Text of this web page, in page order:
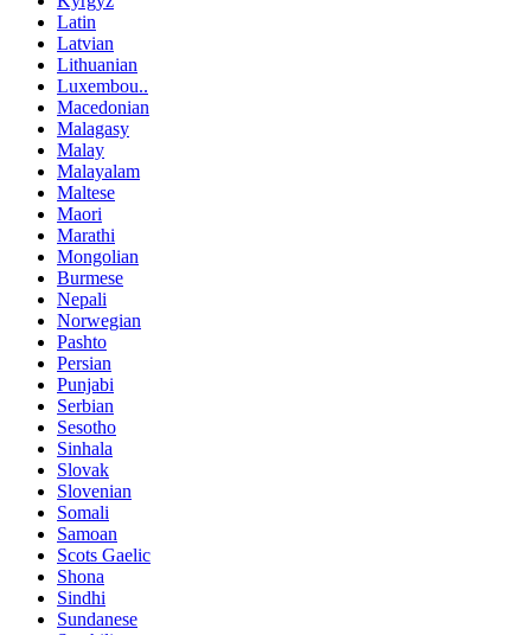
Latin
Latvian
Lithuanian
Luxembou..
Macedonian
Malagasy
Malay
Malayalam
Maltese
Maori
Marathi
Mongolian
Burmese
Nepali
Norwegian
Pashto
Persian
Punjabi
Serbian
Sesotho
Sinhala
Slovak
Slovenian
Somali
Samoan
Scots Gaelic
Shona
Sindhi
Sundanese